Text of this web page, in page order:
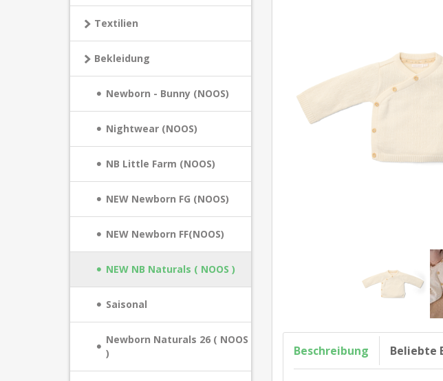
Textilien
Bekleidung
Newborn - Bunny (NOOS)
Nightwear (NOOS)
NB Little Farm (NOOS)
NEW Newborn FG (NOOS)
NEW Newborn FF(NOOS)
NEW NB Naturals ( NOOS )
Saisonal
Newborn Naturals 26 ( NOOS
)
Beschreibung Beliebte